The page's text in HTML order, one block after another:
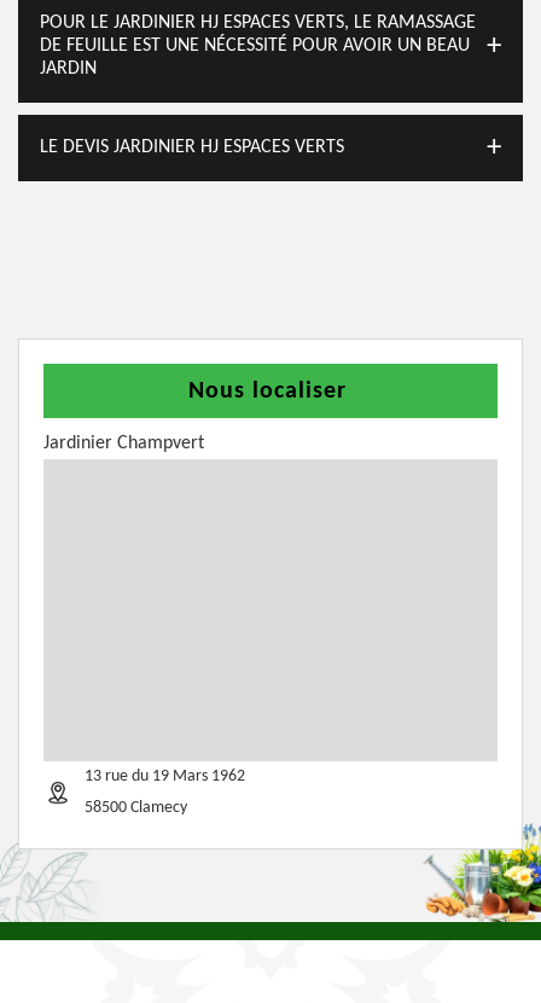
POUR LE JARDINIER HJ ESPACES VERTS, LE RAMASSAGE
DE FEUILLE EST UNE NÉCESSITÉ POUR AVOIR UN BEAU
JARDIN
LE DEVIS JARDINIER HJ ESPACES VERTS
Nous localiser
Jardinier Champvert
13 rue du 19 Mars 1962
58500 Clamecy